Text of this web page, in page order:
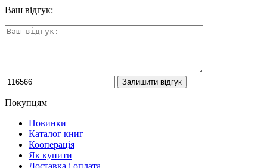
Ваш відгук:
Покупцям
Новинки
Каталог книг
Кооперація
Як купити
Доставка і оплата